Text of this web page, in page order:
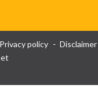
Privacy policy
Disclaimer